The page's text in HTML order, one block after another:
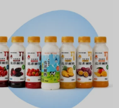
格
圍：
NT$95
到
NT$110